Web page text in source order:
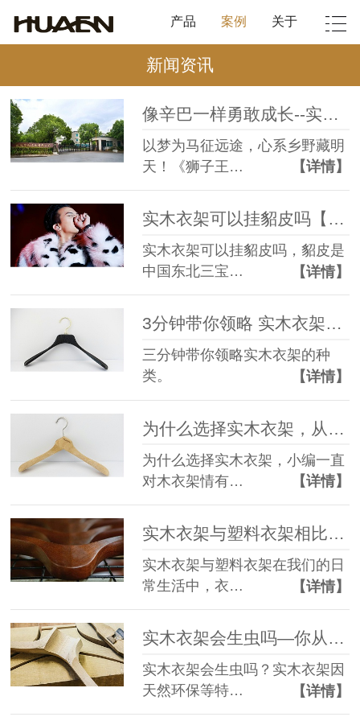
产品 案例 关于
新闻资讯
像辛巴一样勇敢成长--实木衣架实木裤架【华恩】
以梦为马征远途，心系乡野藏明
天！《狮子王…
【详情】
实木衣架可以挂貂皮吗【华恩】
实木衣架可以挂貂皮吗，貂皮是
中国东北三宝…
【详情】
3分钟带你领略 实木衣架种类【华恩】
三分钟带你领略实木衣架的种
类。
【详情】
为什么选择实木衣架，从这一步起让家更温馨【华恩】
为什么选择实木衣架，小编一直
对木衣架情有…
【详情】
实木衣架与塑料衣架相比【华恩】
实木衣架与塑料衣架在我们的日
常生活中，衣…
【详情】
实木衣架会生虫吗—你从没听过的实木衣架防虫妙招【华恩】
实木衣架会生虫吗？实木衣架因
天然环保等特…
【详情】